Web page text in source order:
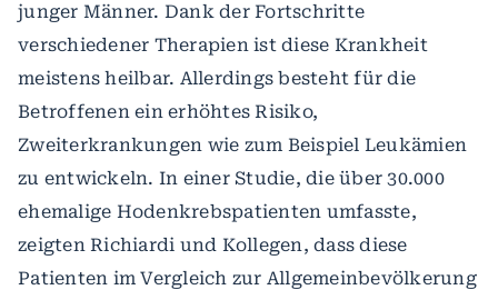
junger Männer. Dank der Fortschritte
verschiedener Therapien ist diese Krankheit
meistens heilbar. Allerdings besteht für die
Betroffenen ein erhöhtes Risiko,
Zweiterkrankungen wie zum Beispiel Leukämien
zu entwickeln. In einer Studie, die über 30.000
ehemalige Hodenkrebspatienten umfasste,
zeigten Richiardi und Kollegen, dass diese
Patienten im Vergleich zur Allgemeinbevölkerung